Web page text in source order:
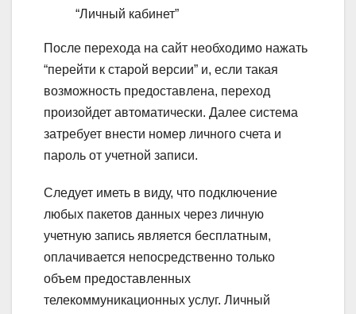
“Личный кабинет”
После перехода на сайт необходимо нажать
“перейти к старой версии” и, если такая
возможность предоставлена, переход
произойдет автоматически. Далее система
затребует внести номер личного счета и
пароль от учетной записи.
Следует иметь в виду, что подключение
любых пакетов данных через личную
учетную запись является бесплатным,
оплачивается непосредственно только
объем предоставленных
телекоммуникационных услуг. Личный